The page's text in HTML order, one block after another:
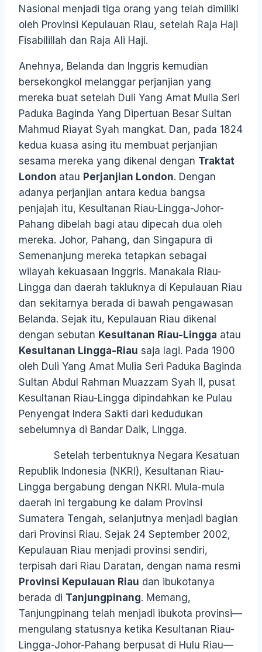
Nasional menjadi tiga orang yang telah dimiliki
oleh Provinsi Kepulauan Riau, setelah Raja Haji
Fisabilillah dan Raja Ali Haji.
Anehnya, Belanda dan Inggris kemudian
bersekongkol melanggar perjanjian yang
mereka buat setelah Duli Yang Amat Mulia Seri
Paduka Baginda Yang Dipertuan Besar Sultan
Mahmud Riayat Syah mangkat. Dan, pada 1824
kedua kuasa asing itu membuat perjanjian
sesama mereka yang dikenal dengan Traktat
London atau Perjanjian London. Dengan
adanya perjanjian antara kedua bangsa
penjajah itu, Kesultanan Riau-Lingga-Johor-
Pahang dibelah bagi atau dipecah dua oleh
mereka. Johor, Pahang, dan Singapura di
Semenanjung mereka tetapkan sebagai
wilayah kekuasaan Inggris. Manakala Riau-
Lingga dan daerah takluknya di Kepulauan Riau
dan sekitarnya berada di bawah pengawasan
Belanda. Sejak itu, Kepulauan Riau dikenal
dengan sebutan Kesultanan Riau-Lingga atau
Kesultanan Lingga-Riau saja lagi. Pada 1900
oleh Duli Yang Amat Mulia Seri Paduka Baginda
Sultan Abdul Rahman Muazzam Syah II, pusat
Kesultanan Riau-Lingga dipindahkan ke Pulau
Penyengat Indera Sakti dari kedudukan
sebelumnya di Bandar Daik, Lingga.
Setelah terbentuknya Negara Kesatuan
Republik Indonesia (NKRI), Kesultanan Riau-
Lingga bergabung dengan NKRI. Mula-mula
daerah ini tergabung ke dalam Provinsi
Sumatera Tengah, selanjutnya menjadi bagian
dari Provinsi Riau. Sejak 24 September 2002,
Kepulauan Riau menjadi provinsi sendiri,
terpisah dari Riau Daratan, dengan nama resmi
Provinsi Kepulauan Riau dan ibukotanya
berada di Tanjungpinang. Memang,
Tanjungpinang telah menjadi ibukota provinsi—
mengulang statusnya ketika Kesultanan Riau-
Lingga-Johor-Pahang berpusat di Hulu Riau—